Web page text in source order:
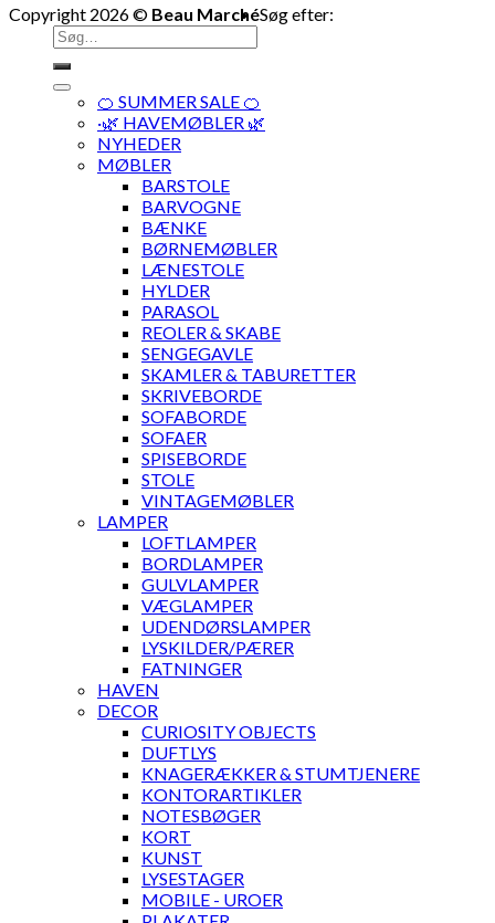
Copyright 2026 © Beau MarchéSøg efter:
🍊 SUMMER SALE 🍊
·🌿 HAVEMØBLER 🌿
NYHEDER
MØBLER
BARSTOLE
BARVOGNE
BÆNKE
BØRNEMØBLER
LÆNESTOLE
HYLDER
PARASOL
REOLER & SKABE
SENGEGAVLE
SKAMLER & TABURETTER
SKRIVEBORDE
SOFABORDE
SOFAER
SPISEBORDE
STOLE
VINTAGEMØBLER
LAMPER
LOFTLAMPER
BORDLAMPER
GULVLAMPER
VÆGLAMPER
UDENDØRSLAMPER
LYSKILDER/PÆRER
FATNINGER
HAVEN
DECOR
CURIOSITY OBJECTS
DUFTLYS
KNAGERÆKKER & STUMTJENERE
KONTORARTIKLER
NOTESBØGER
KORT
KUNST
LYSESTAGER
MOBILE - UROER